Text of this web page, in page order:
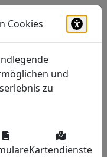
(0 24 27) 452
Cookies
und
zu
Kartendienste